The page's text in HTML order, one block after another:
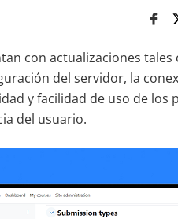
con actualizaciones tales
del servidor, la
y facilidad de uso de los
del usuario.